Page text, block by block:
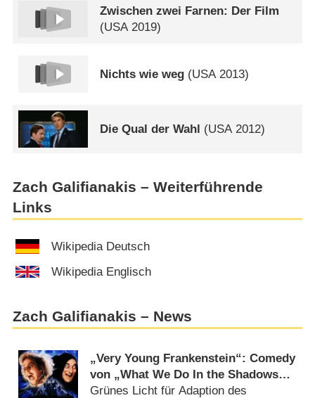
Zwischen zwei Farnen: Der Film
(USA2019)
Nichts wie weg (USA2013)
Die Qual der Wahl (USA2012)
Zach Galifianakis – Weiterführende
Links
Wikipedia Deutsch
Wikipedia Englisch
Zach Galifianakis – News
„Very Young Frankenstein“: Comedy
von „What We Do In the Shadows“-
Machern geht in Serie
Grünes Licht für Adaption des